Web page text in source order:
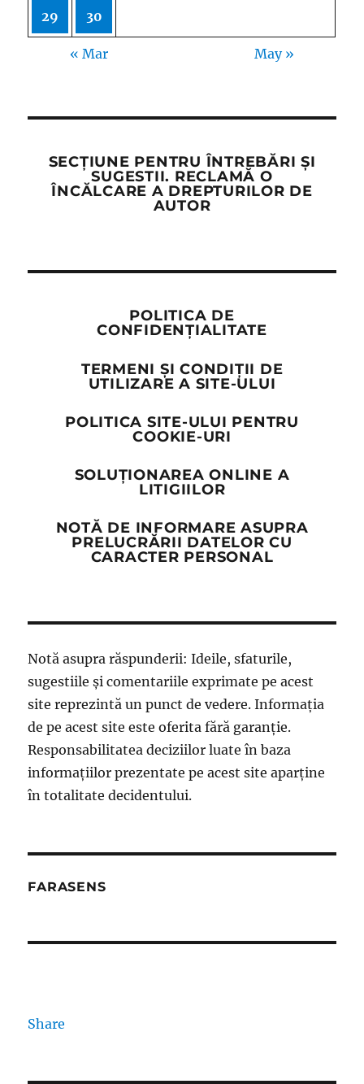
29 30
« Mar May »
SECȚIUNE PENTRU ÎNTREBĂRI ȘI
SUGESTII. RECLAMĂ O
ÎNCĂLCARE A DREPTURILOR DE
AUTOR
POLITICA DE
CONFIDENȚIALITATE
TERMENI ȘI CONDIȚII DE
UTILIZARE A SITE-ULUI
POLITICA SITE-ULUI PENTRU
COOKIE-URI
SOLUȚIONAREA ONLINE A
LITIGIILOR
NOTĂ DE INFORMARE ASUPRA
PRELUCRĂRII DATELOR CU
CARACTER PERSONAL
Notă asupra răspunderii: Ideile, sfaturile,
sugestiile și comentariile exprimate pe acest
site reprezintă un punct de vedere. Informația
de pe acest site este oferita fără garanție.
Responsabilitatea deciziilor luate în baza
informațiilor prezentate pe acest site aparține
în totalitate decidentului.
FARASENS
Share